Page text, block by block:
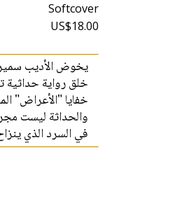
Softcover
US$18.00
يخوض الأديب سمير
خلق رواية
خفايا "الأعراض"
والحداثة ليست
في السرد الذي